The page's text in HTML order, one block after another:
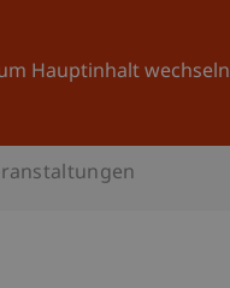
Hauptinhalt wechseln